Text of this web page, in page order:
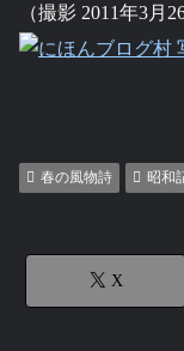
（撮影 2011年3月
春の風物詩 昭和
X